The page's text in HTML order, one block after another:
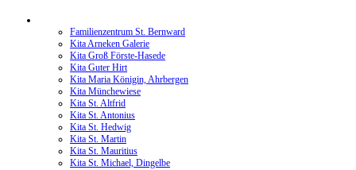
Familienzentrum St. Bernward
Kita Arneken Galerie
Kita Groß Förste-Hasede
Kita Guter Hirt
Kita Maria Königin, Ahrbergen
Kita Münchewiese
Kita St. Altfrid
Kita St. Antonius
Kita St. Hedwig
Kita St. Martin
Kita St. Mauritius
Kita St. Michael, Dingelbe